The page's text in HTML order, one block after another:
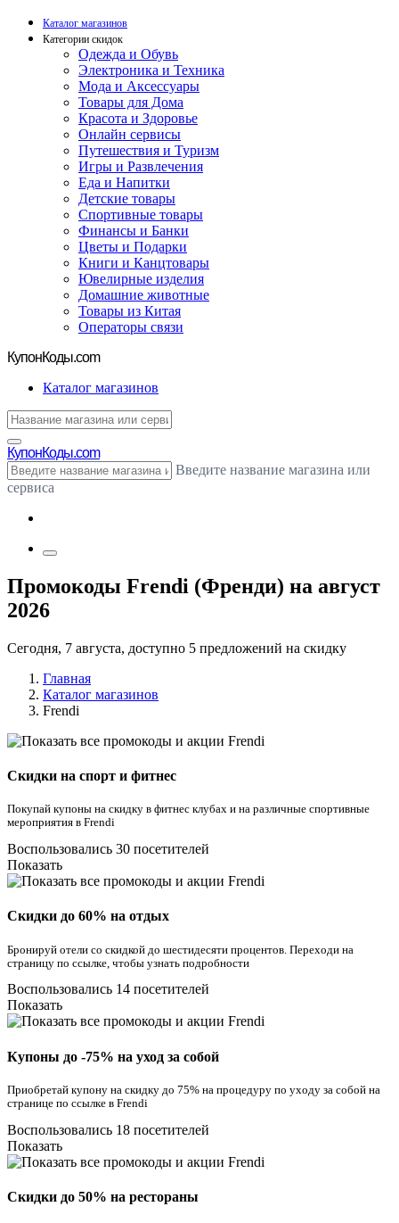
Каталог магазинов
Категории скидок
Одежда и Обувь
Электроника и Техника
Мода и Аксессуары
Товары для Дома
Красота и Здоровье
Онлайн сервисы
Путешествия и Туризм
Игры и Развлечения
Еда и Напитки
Детские товары
Спортивные товары
Финансы и Банки
Цветы и Подарки
Книги и Канцтовары
Ювелирные изделия
Домашние животные
Товары из Китая
Операторы связи
КупонКоды.com
Каталог магазинов
КупонКоды.com
Введите название магазина или
сервиса
Промокоды Frendi (Френди) на август
2026
Сегодня, 7 августа, доступно 5 предложений на скидку
Главная
Каталог магазинов
Frendi
Скидки на спорт и фитнес
Покупай купоны на скидку в фитнес клубах и на различные спортивные
мероприятия в Frendi
Воспользовались 30 посетителей
Показать
Скидки до 60% на отдых
Бронируй отели со скидкой до шестидесяти процентов. Переходи на
страницу по ссылке, чтобы узнать подробности
Воспользовались 14 посетителей
Показать
Купоны до -75% на уход за собой
Приобретай купону на скидку до 75% на процедуру по уходу за собой на
странице по ссылке в Frendi
Воспользовались 18 посетителей
Показать
Скидки до 50% на рестораны